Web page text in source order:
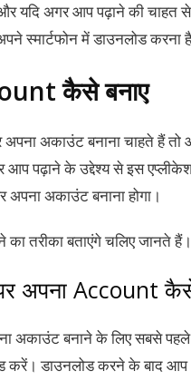
यदि अगर आप पढ़ाने की चाहत
स्मार्टफोन में डाउनलोड करना
कैसे बनाए
अकाउंट बनाना चाहते हैं
पढ़ाने के उद्देश्य से इस
अकाउंट बनाना होगा।
का तरीका बताएंगे चलिए जानते हैं।
अपना Account
अकाउंट बनाने के लिए सबसे
करें। डाउनलोड करने के